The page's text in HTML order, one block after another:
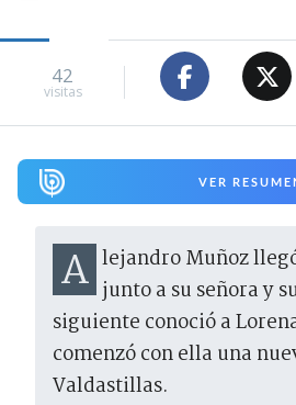
42
visitas
VER
Alejandro Muñoz llegó a España junto a su señora y
siguiente conoció a
comenzó con ella una
Valdastillas.